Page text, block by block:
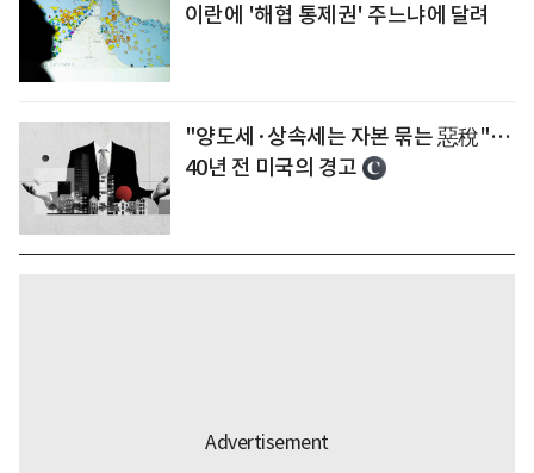
이란에 '해협 통제권' 주느냐에 달려
"양도세·상속세는 자본 묶는 惡稅"…
40년 전 미국의 경고